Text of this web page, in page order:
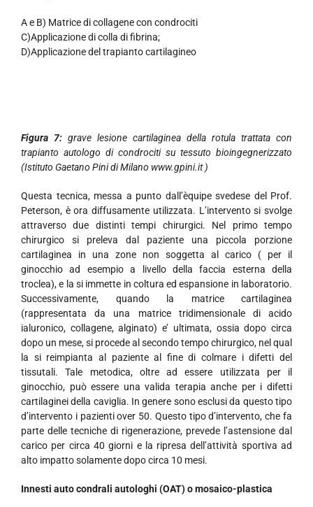
A e B) Matrice di collagene con condrociti
C)Applicazione di colla di fibrina;
D)Applicazione del trapianto cartilagineo
Figura 7: grave lesione cartilaginea della rotula trattata con
trapianto autologo di condrociti su tessuto bioingegnerizzato
(Istituto Gaetano Pini di Milano www.gpini.it )
Questa tecnica, messa a punto dall’èquipe svedese del Prof.
Peterson, è ora diffusamente utilizzata. L’intervento si svolge
attraverso due distinti tempi chirurgici. Nel primo tempo
chirurgico si preleva dal paziente una piccola porzione
cartilaginea in una zone non soggetta al carico ( per il
ginocchio ad esempio a livello della faccia esterna della
troclea), e la si immette in coltura ed espansione in laboratorio.
Successivamente, quando la matrice cartilaginea
(rappresentata da una matrice tridimensionale di acido
ialuronico, collagene, alginato) e’ ultimata, ossia dopo circa
dopo un mese, si procede al secondo tempo chirurgico, nel qual
la si reimpianta al paziente al fine di colmare i difetti del
tissutali. Tale metodica, oltre ad essere utilizzata per il
ginocchio, può essere una valida terapia anche per i difetti
cartilaginei della caviglia. In genere sono esclusi da questo tipo
d’intervento i pazienti over 50. Questo tipo d’intervento, che fa
parte delle tecniche di rigenerazione, prevede l’astensione dal
carico per circa 40 giorni e la ripresa dell’attività sportiva ad
alto impatto solamente dopo circa 10 mesi.
Innesti auto condrali autologhi (OAT) o mosaico-plastica